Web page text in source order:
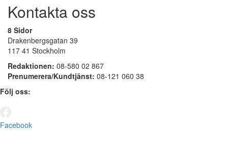
Kontakta oss
8 Sidor
Drakenbergsgatan 39
117 41 Stockholm
Redaktionen: 08-580 02 867
Prenumerera/Kundtjänst: 08-121 060 38
Följ oss:
Facebook